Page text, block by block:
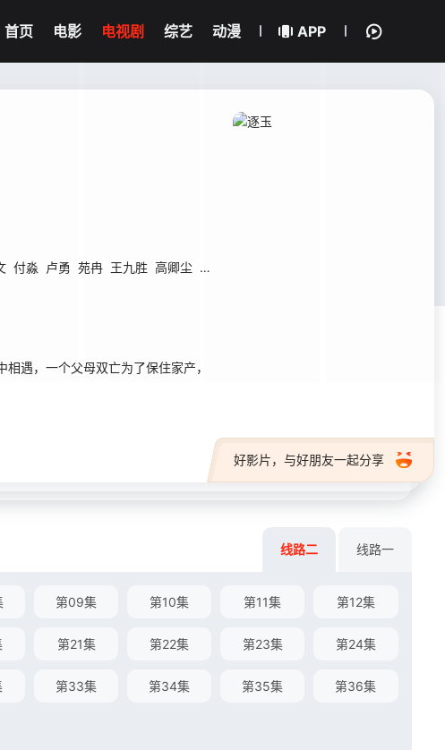
首页 电影 电视剧 综艺 动漫 APP
付淼 卢勇 苑冉 王九胜 高卿尘 贾妮
遇，一个父母双亡为了保住家产，
好影片，与好朋友一起分享
线路二 线路一
第09集 第10集 第11集 第12集
第21集 第22集 第23集 第24集
第33集 第34集 第35集 第36集